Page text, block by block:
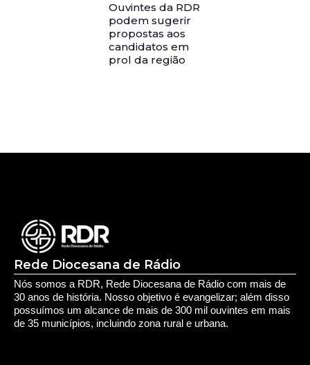
Ouvintes da RDR
podem sugerir
propostas aos
candidatos em
prol da região
Rede Diocesana de Rádio
Nós somos a RDR, Rede Diocesana de Rádio com mais de
30 anos de história. Nosso objetivo é evangelizar; além disso
possuímos um alcance de mais de 300 mil ouvintes em mais
de 35 municípios, incluindo zona rural e urbana.